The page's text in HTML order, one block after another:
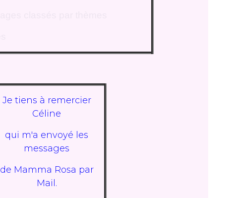
Je tiens à remercier
Céline
qui m'a envoyé les
messages
de Mamma Rosa par
Mail.